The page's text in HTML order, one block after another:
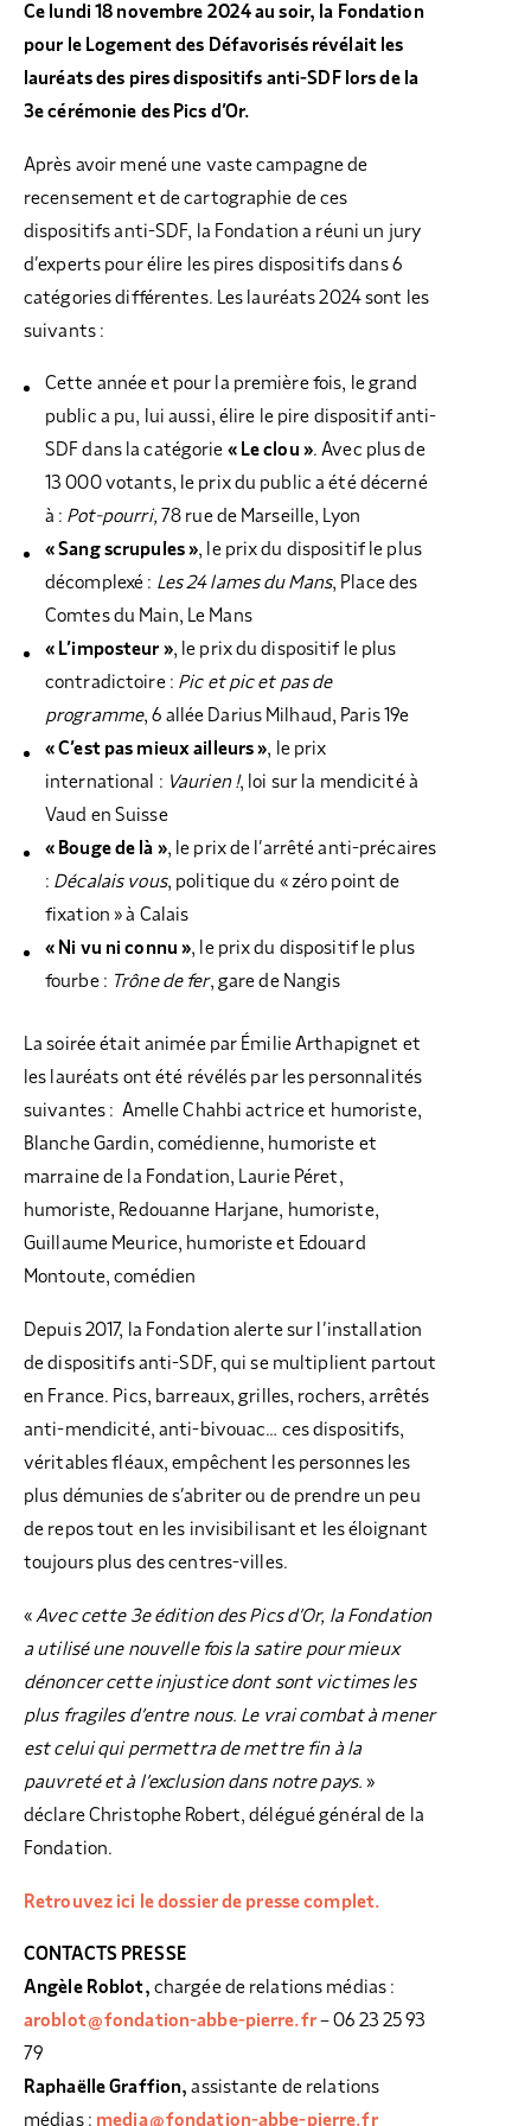
Ce lundi 18 novembre 2024 au soir, la Fondation
pour le Logement des Défavorisés révélait les
lauréats des pires dispositifs anti-SDF lors de la
3e cérémonie des Pics d’Or.
Après avoir mené une vaste campagne de
recensement et de cartographie de ces
dispositifs anti-SDF, la Fondation a réuni un jury
d’experts pour élire les pires dispositifs dans 6
catégories différentes. Les lauréats 2024 sont les
suivants :
Cette année et pour la première fois, le grand
public a pu, lui aussi, élire le pire dispositif anti-
SDF dans la catégorie « Le clou ». Avec plus de
13 000 votants, le prix du public a été décerné
à : Pot-pourri, 78 rue de Marseille, Lyon
« Sang scrupules », le prix du dispositif le plus
décomplexé : Les 24 lames du Mans, Place des
Comtes du Main, Le Mans
« L’imposteur », le prix du dispositif le plus
contradictoire : Pic et pic et pas de
programme, 6 allée Darius Milhaud, Paris 19e
« C’est pas mieux ailleurs », le prix
international : Vaurien !, loi sur la mendicité à
Vaud en Suisse
« Bouge de là », le prix de l’arrêté anti-précaires
: Décalais vous, politique du « zéro point de
fixation » à Calais
« Ni vu ni connu », le prix du dispositif le plus
fourbe : Trône de fer, gare de Nangis
La soirée était animée par Émilie Arthapignet et
les lauréats ont été révélés par les personnalités
suivantes : Amelle Chahbi actrice et humoriste,
Blanche Gardin, comédienne, humoriste et
marraine de la Fondation, Laurie Péret,
humoriste, Redouanne Harjane, humoriste,
Guillaume Meurice, humoriste et Edouard
Montoute, comédien
Depuis 2017, la Fondation alerte sur l’installation
de dispositifs anti-SDF, qui se multiplient partout
en France. Pics, barreaux, grilles, rochers, arrêtés
anti-mendicité, anti-bivouac… ces dispositifs,
véritables fléaux, empêchent les personnes les
plus démunies de s’abriter ou de prendre un peu
de repos tout en les invisibilisant et les éloignant
toujours plus des centres-villes.
« Avec cette 3e édition des Pics d’Or, la Fondation
a utilisé une nouvelle fois la satire pour mieux
dénoncer cette injustice dont sont victimes les
plus fragiles d’entre nous. Le vrai combat à mener
est celui qui permettra de mettre fin à la
pauvreté et à l’exclusion dans notre pays. »
déclare Christophe Robert, délégué général de la
Fondation.
Retrouvez ici le dossier de presse complet.
CONTACTS PRESSE
Angèle Roblot, chargée de relations médias :
aroblot@fondation-abbe-pierre.fr– 06 23 25 93
79
Raphaëlle Graffion, assistante de relations
médias : media@fondation-abbe-pierre.fr